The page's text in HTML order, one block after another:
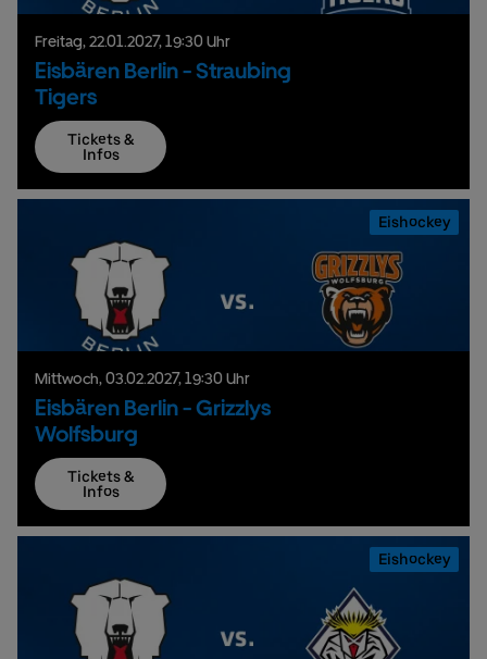
Freitag, 22.01.2027, 19:30 Uhr
Eisbären Berlin - Straubing
Tigers
Tickets &
Infos
Eishockey
Mittwoch, 03.02.2027, 19:30 Uhr
Eisbären Berlin - Grizzlys
Wolfsburg
Tickets &
Infos
Eishockey